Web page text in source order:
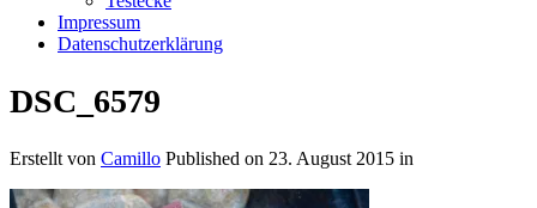
Impressum
Datenschutzerklärung
DSC_6579
Erstellt von Camillo Published on 23. August 2015 in